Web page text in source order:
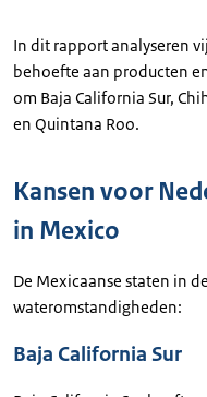
In dit rapport analyseren
behoefte aan producten
om Baja California Sur,
en Quintana Roo.
Kansen voor
in Mexico
De Mexicaanse staten in
wateromstandigheden:
Baja California Sur